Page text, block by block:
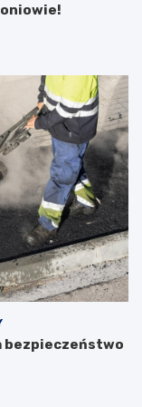
bezpieczeństwo